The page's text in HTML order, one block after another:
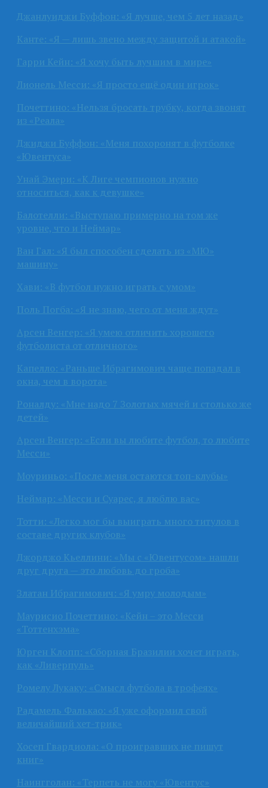
Джанлуиджи Буффон: «Я лучше, чем 5 лет назад»
Канте: «Я — лишь звено между защитой и атакой»
Гарри Кейн: «Я хочу быть лучшим в мире»
Лионель Месси: «Я просто ещё один игрок»
Почеттино: «Нельзя бросать трубку, когда звонят
из «Реала»
Джиджи Буффон: «Меня похоронят в футболке
«Ювентуса»
Унай Эмери: «К Лиге чемпионов нужно
относиться, как к девушке»
Балотелли: «Выступаю примерно на том же
уровне, что и Неймар»
Ван Гал: «Я был способен сделать из «МЮ»
машину»
Хави: «В футбол нужно играть с умом»
Поль Погба: «Я не знаю, чего от меня ждут»
Арсен Венгер: «Я умею отличить хорошего
футболиста от отличного»
Капелло: «Раньше Ибрагимович чаще попадал в
окна, чем в ворота»
Роналду: «Мне надо 7 Золотых мячей и столько же
детей»
Арсен Венгер: «Если вы любите футбол, то любите
Месси»
Моуриньо: «После меня остаются топ-клубы»
Неймар: «Месси и Суарес, я люблю вас»
Тотти: «Легко мог бы выиграть много титулов в
составе других клубов»
Джорджо Кьеллини: «Мы с «Ювентусом» нашли
друг друга — это любовь до гроба»
Златан Ибрагимович: «Я умру молодым»
Маурисио Почеттино: «Кейн – это Месси
«Тоттенхэма»
Юрген Клопп: «Сборная Бразилии хочет играть,
как «Ливерпуль»
Ромелу Лукаку: «Смысл футбола в трофеях»
Радамель Фалькао: «Я уже оформил свой
величайший хет-трик»
Хосеп Гвардиола: «О проигравших не пишут
книг»
Наингголан: «Терпеть не могу «Ювентус»